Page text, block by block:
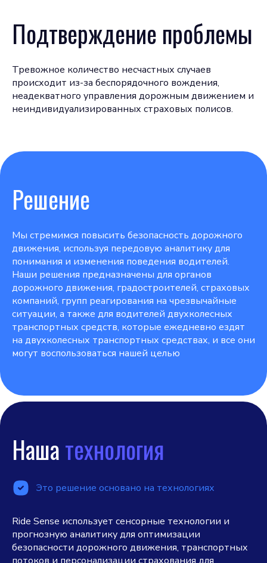
Подтверждение проблемы
Тревожное количество несчастных случаев
происходит из-за беспорядочного вождения,
неадекватного управления дорожным движением и
неиндивидуализированных страховых полисов.
Решение
Мы стремимся повысить безопасность дорожного
движения, используя передовую аналитику для
понимания и изменения поведения водителей.
Наши решения предназначены для органов
дорожного движения, градостроителей, страховых
компаний, групп реагирования на чрезвычайные
ситуации, а также для водителей двухколесных
транспортных средств, которые ежедневно ездят
на двухколесных транспортных средствах, и все они
могут воспользоваться нашей целью
Нашатехнология
Это решение основано на технологиях
Ride Sense использует сенсорные технологии и
прогнозную аналитику для оптимизации
безопасности дорожного движения, транспортных